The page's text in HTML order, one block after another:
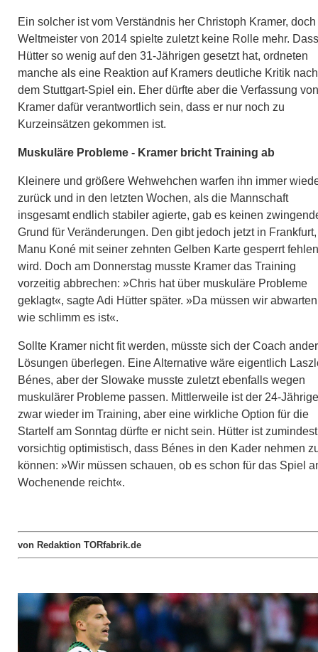
Ein solcher ist vom Verständnis her Christoph Kramer, doch
Weltmeister von 2014 spielte zuletzt keine Rolle mehr. Dass
Hütter so wenig auf den 31-Jährigen gesetzt hat, ordneten
manche als eine Reaktion auf Kramers deutliche Kritik nach
dem Stuttgart-Spiel ein. Eher dürfte aber die Verfassung von
Kramer dafür verantwortlich sein, dass er nur noch zu
Kurzeinsätzen gekommen ist.
Muskuläre Probleme - Kramer bricht Training ab
Kleinere und größere Wehwehchen warfen ihn immer
zurück und in den letzten Wochen, als die Mannschaft
insgesamt endlich stabiler agierte, gab es keinen
Grund für Veränderungen. Den gibt jedoch jetzt in
Manu Koné mit seiner zehnten Gelben Karte gesperrt fehlen
wird. Doch am Donnerstag musste Kramer das Training
vorzeitig abbrechen: »Chris hat über muskuläre Probleme
geklagt«, sagte Adi Hütter später. »Da müssen wir
wie schlimm es ist«.
Sollte Kramer nicht fit werden, müsste sich der Coach
Lösungen überlegen. Eine Alternative wäre eigentlich
Bénes, aber der Slowake musste zuletzt ebenfalls wegen
muskulärer Probleme passen. Mittlerweile ist der 24-Jährige
zwar wieder im Training, aber eine wirkliche Option für die
Startelf am Sonntag dürfte er nicht sein. Hütter ist zumindest
vorsichtig optimistisch, dass Bénes in den Kader nehmen
können: »Wir müssen schauen, ob es schon für das Spiel
Wochenende reicht«.
von Redaktion TORfabrik.de